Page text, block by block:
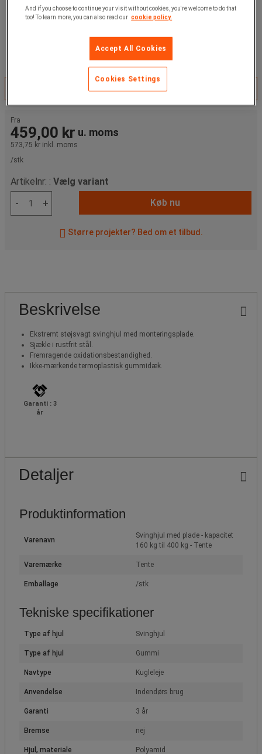
Vælg variant
Fra
459,00 kr u. moms
573,75 kr inkl. moms
/stk
Artikelnr: : Vælg variant
-
+ Køb nu
Større projekter? Bed om et tilbud.
Beskrivelse
Ekstremt støjsvagt svinghjul med monteringsplade.
Sjækle i rustfrit stål.
Fremragende oxidationsbestandighed.
Ikke-mærkende termoplastisk gummidæk.
Garanti : 3
år
Detaljer
Produktinformation
Varenavn
Svinghjul med plade - kapacitet
160 kg til 400 kg - Tente
Varemærke Tente
Emballage /stk
Tekniske specifikationer
Type af hjul Svinghjul
Type af hjul Gummi
Navtype Kugleleje
Anvendelse Indendørs brug
Garanti 3 år
Bremse nej
Hjul, materiale Polyamid
And if you choose to continue your visit without cookies, you're welcome to do that
too! To learn more, you can also read our cookie policy.
Accept All Cookies
Cookies Settings